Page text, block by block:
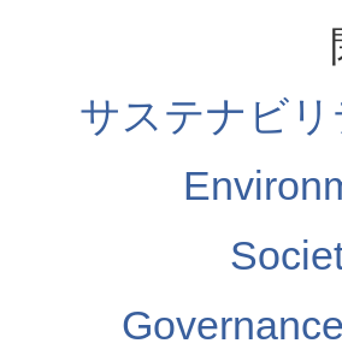
サステナビ